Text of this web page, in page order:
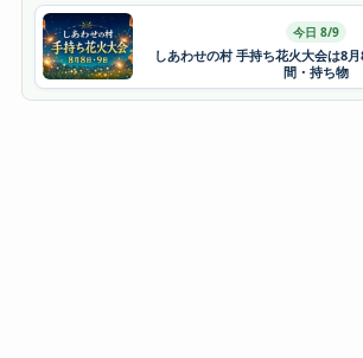
今日 8/9
しあわせの村 手持ち花火大会は8
間・持ち物